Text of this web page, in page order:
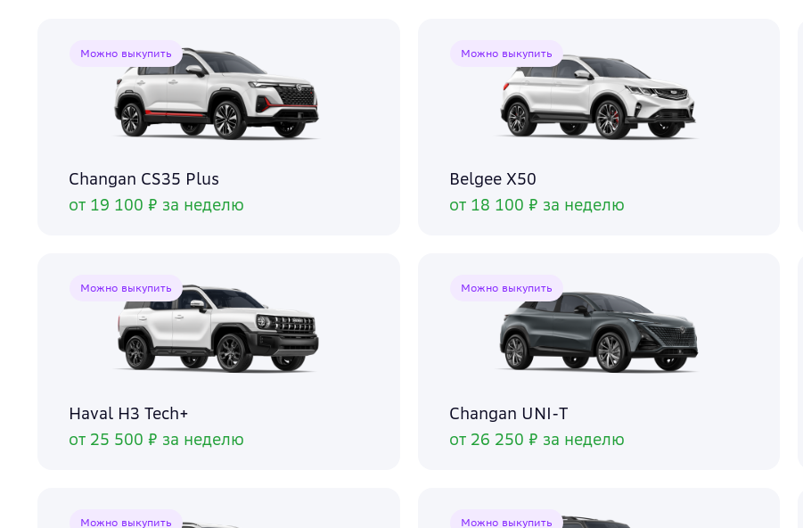
Можно выкупить
Changan CS35 Plus
от 19 100 ₽ за неделю
Можно выкупить
Belgee X50
от 18 100 ₽ за неделю
Можно выкупить
Haval H3 Tech+
от 25 500 ₽ за неделю
Можно выкупить
Changan UNI-T
от 26 250 ₽ за неделю
Можно выкупить Можно выкупить